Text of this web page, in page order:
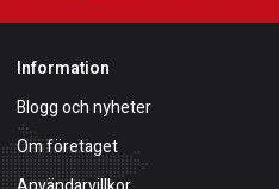
Information
Blogg och nyheter
Om företaget